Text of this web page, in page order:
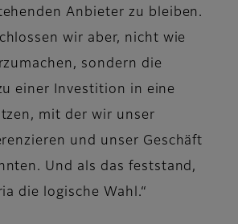
Anbieter zu bleiben.
wir aber, nicht wie
sondern die
einer Investition in eine
mit der wir unser
und unser Geschäft
Und als das feststand,
die logische Wahl.“